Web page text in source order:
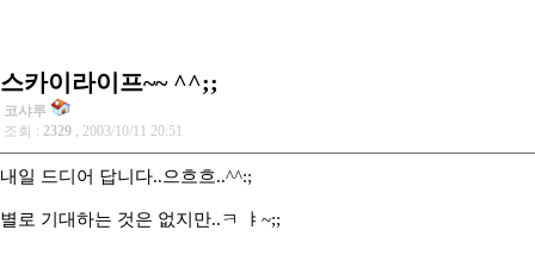
스카이라이프~~ ^^;;
코샤루
조회 : 2329 , 2003/10/11 20:51
내일 드디어 답니다..으흐흐..^^:;
별로 기대하는 것은 없지만..ㅋ ㅑ~;;